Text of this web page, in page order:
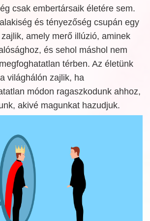
csak embertársaik életére sem.
és tényezőség csupán egy
amely merő illúzió, aminek
és sehol máshol nem
térben. Az életünk
világhálón zajlik, ha
módon ragaszkodunk ahhoz,
akivé magunkat hazudjuk.